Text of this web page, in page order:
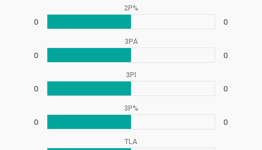
2P%
0 0
3PA
0 0
3PI
0 0
3P%
0 0
TLA